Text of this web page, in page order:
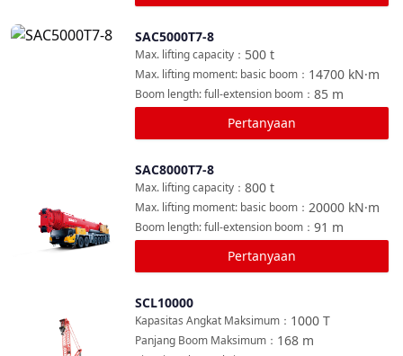
Bandingkan
SAC5000T7-8
500 t
Max. lifting capacity ：
14700 kN·m
Max. lifting moment: basic boom ：
85 m
Boom length: full-extension boom ：
Pertanyaan
SAC8000T7-8
800 t
Max. lifting capacity ：
20000 kN·m
Max. lifting moment: basic boom ：
91 m
Boom length: full-extension boom ：
Pertanyaan
SCL10000
1000 T
Kapasitas Angkat Maksimum ：
168 m
Panjang Boom Maksimum ：